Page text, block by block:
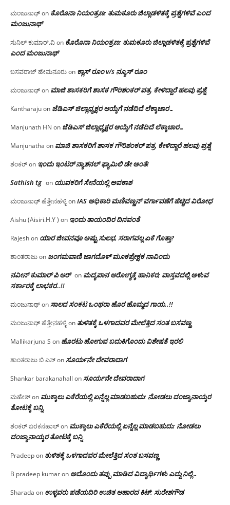
ಮಂಜುನಾಥ್on ಕೊರೊನಾ ನಿಯಂತ್ರಣ: ತುಮಕೂರು ಜಿಲ್ಲಾಡಳಿತಕ್ಕೆ ಪ್ರಶ್ನೆಗಳಿವೆ ಎಂದ
ಮಂಜು‌ನಾಥ್
ಸುನಿಲ್ ಕುಮಾರ್.ವಿon ಕೊರೊನಾ ನಿಯಂತ್ರಣ: ತುಮಕೂರು ಜಿಲ್ಲಾಡಳಿತಕ್ಕೆ ಪ್ರಶ್ನೆಗಳಿವೆ
ಎಂದ ಮಂಜು‌ನಾಥ್
ಬಸವರಾಜ್ ಹೇಮನೂರುon ಕ್ಲಾಸ್ ರೂಂ v/s ನ್ಯೂಸ್ ರೂಂ
ಮಂಜುನಾಥ್on ಮಾಜಿ ಶಾಸಕರಿಗೆ ಶಾಸಕ ಗೌರಿಶಂಕರ್ ಪತ್ರ, ಕೇಳಿದ್ದಾರೆ ಹಲವು ಪ್ರಶ್ನೆ
Kantharajuon ಜೆಡಿಎಸ್ ಜಿಲ್ಲಾಧ್ಯಕ್ಷರ ಆಯ್ಕೆಗೆ ನಡೆದಿದೆ ಲೆಕ್ಕಾಚಾರ…
Manjunath HN on ಜೆಡಿಎಸ್ ಜಿಲ್ಲಾಧ್ಯಕ್ಷರ ಆಯ್ಕೆಗೆ ನಡೆದಿದೆ ಲೆಕ್ಕಾಚಾರ…
Manjunatha on ಮಾಜಿ ಶಾಸಕರಿಗೆ ಶಾಸಕ ಗೌರಿಶಂಕರ್ ಪತ್ರ, ಕೇಳಿದ್ದಾರೆ ಹಲವು ಪ್ರಶ್ನೆ
ಶಂಕರ್on ಇಂದು ಇಂಟರ್ ನ್ಯಾಶನಲ್ ಫ್ಯಾಮಿಲಿ ಡೇ ಅಂತೆ!
Sathish tg on ಯುವಕರಿಗೆ ಸೇನೆಯಲ್ಲಿ ಅವಕಾಶ
ಮಂಜುನಾಥ್ ಹೆತ್ತೇನಹಳ್ಳಿonIAS ಅಧಿಕಾರಿ ಮಣಿವಣ್ಣನ್ ವರ್ಗಾವಣೆಗೆ ಹೆಚ್ಚಿದ‌ ವಿರೋಧ
Aishu (Aisiri.H.Y ) on ಇಂದು ತಾಯಂದಿರ ದಿನವಂತೆ
Rajeshon ಯಾರ ಜೀವನವೂ ಅಷ್ಟು ಸುಲಭ, ಸರಾಗವಲ್ಲ ಏಕೆ ಗೊತ್ತಾ?
ಶಾಂತರಾಜುon ಜಂಗಮವಾಣಿ ಜಾಗದೊಳ್ ಮೂಕಪ್ರೇಕ್ಷಕ ನಾವಿಂದು
ನವೀನ್ ಕುಮಾರ್ ಪಿ ಆರ್ on ಮದ್ಯಪಾನ ಆರೋಗ್ಯಕ್ಕೆ ಹಾನಿಕರ; ವಾಸ್ತವದಲ್ಲಿ ಅಳುವ
ಸರ್ಕಾರಕ್ಕೆ ಲಾಭಕರ..!!
ಮಂಜುನಾಥ್onಸಾಲದ ಸಂಕಟ ಒಂಥರಾ ಹೊರ ಹೊಮ್ಮದ ಗಾಯ..!!
ಮಂಜುನಾಥ್ ಹೆತ್ತೇನಹಳ್ಳಿon ತುಳಿತಕ್ಕೆ ಒಳಗಾದವರ ಮೇಲೆತ್ತಿದ ಸಂತ ಬಸವಣ್ಣ
Mallikarjuna S on ಹೊರಟು ಹೋಗುವ ಬದುಕಿಗೊಂದು ವಿಶೇಷತೆ ಇರಲಿ
ಶಾಂತರಾಜು ಬಿ ಎಸ್onಸೂರ್ಯನೇ ದೇವರಾದಾಗ
Shankar barakanahall onಸೂರ್ಯನೇ ದೇವರಾದಾಗ
ಮಹೇಶ್on ಮುಕ್ಕಾಲು ಎಕೆರೆಯಲ್ಲಿ ಏನ್ನೆಲ್ಲ‌ ಮಾಡಬಹುದು: ನೋಡಲು ದಂಜ್ಯಾನಾಯ್ಕರ
ತೋಟಕ್ಕೆ ಬನ್ನಿ
ಶಂಕರ್ ಬರಕನಹಾಲ್on ಮುಕ್ಕಾಲು ಎಕೆರೆಯಲ್ಲಿ ಏನ್ನೆಲ್ಲ‌ ಮಾಡಬಹುದು: ನೋಡಲು
ದಂಜ್ಯಾನಾಯ್ಕರ ತೋಟಕ್ಕೆ ಬನ್ನಿ
Pradeepon ತುಳಿತಕ್ಕೆ ಒಳಗಾದವರ ಮೇಲೆತ್ತಿದ ಸಂತ ಬಸವಣ್ಣ
B pradeep kumaron ಅದೊಂದು ತಪ್ಪು ಮಾಡಿದ ವಿದ್ಯಾರ್ಥಿಗಳು ಎದ್ದು ನಿಲ್ಲಿ…
Sharada on ಉಳ್ಳವರು ಪಡೆಯದಿರಿ ಉಚಿತ ಆಹಾರದ ಕಿಟ್: ಸುರೇಶಗೌಡ